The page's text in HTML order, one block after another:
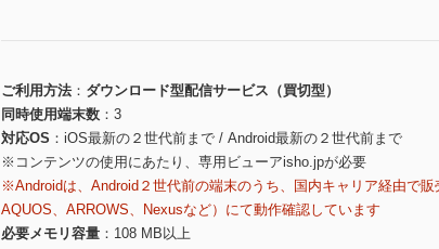
ご利用方法
ダウンロード型配信サービス（買切型）
同時使用端末数
3
対応OS
iOS最新の２世代前まで / Android最新の２世代前まで
※コンテンツの使用にあたり、専用ビューアisho.jpが必要
※Androidは、Android２世代前の端末のうち、国内キャリア経由で
AQUOS、ARROWS、Nexusなど）にて動作確認しています
必要メモリ容量
108 MB以上